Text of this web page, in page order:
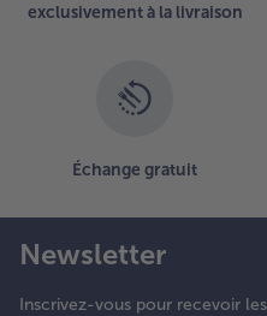
exclusivement à la livraison
Échange gratuit
Newsletter
Inscrivez-vous pour recevoir